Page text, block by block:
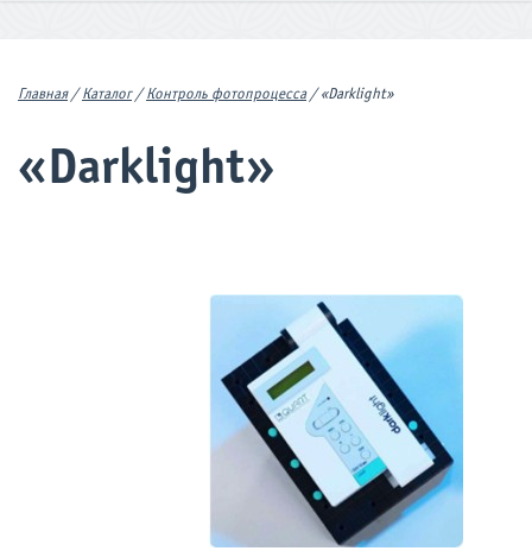
Главная/ Каталог/ Контроль фотопроцесса/ «Darklight»
«Darklight»